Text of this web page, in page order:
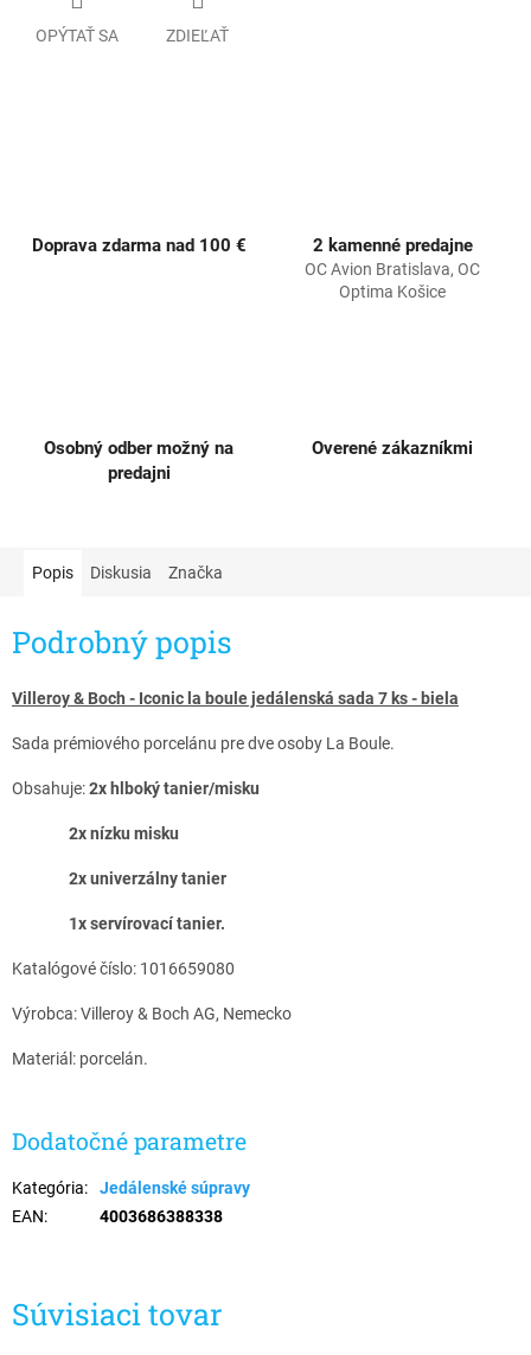
OPÝTAŤ SA ZDIEĽAŤ
Doprava zdarma nad 100 € 2 kamenné predajne
OC Avion Bratislava, OC
Optima Košice
Osobný odber možný na
predajni
Overené zákazníkmi
Súvisiaci tovar
Popis Diskusia Značka
Podrobný popis
Villeroy & Boch - Iconic la boule jedálenská sada 7 ks - biela
Sada prémiového porcelánu pre dve osoby La Boule.
Obsahuje:2x hlboký tanier/misku
2x nízku misku
2x univerzálny tanier
1x servírovací tanier.
Katalógové číslo: 1016659080
Výrobca: Villeroy & Boch AG, Nemecko
Materiál: porcelán.
Dodatočné parametre
Kategória:
Jedálenské súpravy
EAN: 4003686388338